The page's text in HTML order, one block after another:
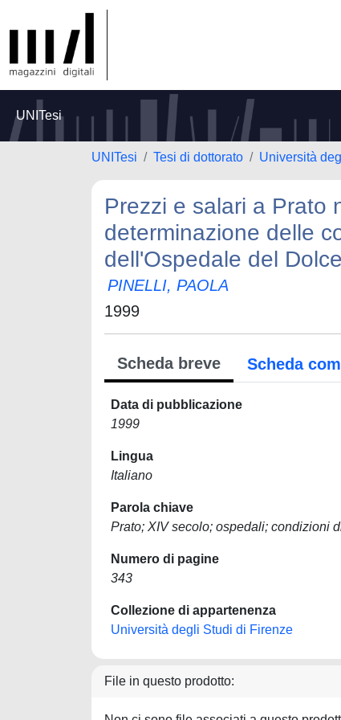
UNITesi
UNITesi Tesi di dottorato Università
Prezzi e salari a Prato
determinazione delle
dell'Ospedale del
PINELLI, PAOLA
1999
Scheda breve Scheda
Data di pubblicazione
1999
Lingua
Italiano
Parola chiave
Prato; XIV secolo; ospedali; condizioni
Numero di pagine
343
Collezione di appartenenza
Università degli Studi di Firenze
File in questo prodotto: